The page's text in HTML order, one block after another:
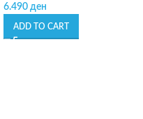
6.490 ден
ADD TO CART